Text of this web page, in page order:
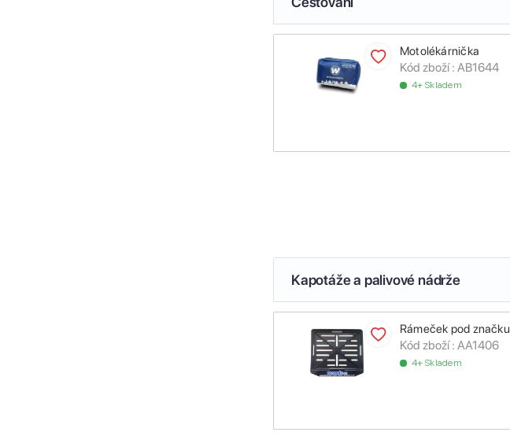
Motolékárnička
Kód zboží : AB1644
4+ Skladem
Kapotáže a palivové nádrže
Rámeček pod značku
Kód zboží : AA1406
4+ Skladem